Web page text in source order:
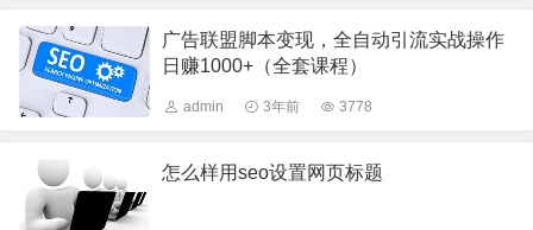
广告联盟脚本变现，全自动引流实战操作
日赚1000+（全套课程）
admin 3年前 3778
怎么样用seo设置网页标题